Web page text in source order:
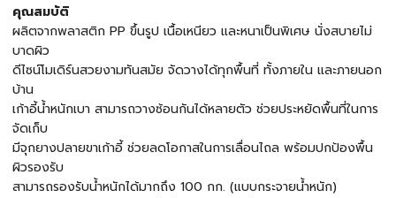
คุณสมบัติ
ผลิตจากพลาสติก PP ขึ้นรูป เนื้อเหนียว และหนาเป็นพิเศษ นั่งสบายไม่
บาดผิว
ดีไซน์โมเดิร์นสวยงามทันสมัย จัดวางได้ทุกพื้นที่ ทั้งภายใน และภายนอก
บ้าน
เก้าอี้น้ำหนักเบา สามารถวางซ้อนกันได้หลายตัว ช่วยประหยัดพื้นที่ในการ
จัดเก็บ
มีจุกยางปลายขาเก้าอี้ ช่วยลดโอกาสในการเลื่อนไถล พร้อมปกป้องพื้น
ผิวรองรับ
สามารถรองรับน้ำหนักได้มากถึง 100 กก. (แบบกระจายน้ำหนัก)